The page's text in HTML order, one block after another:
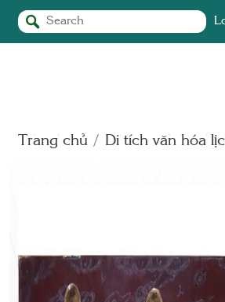
Trang chủ Di tích văn hóa